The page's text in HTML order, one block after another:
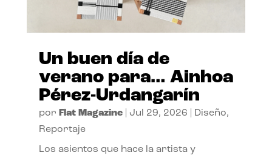
Un buen día de
verano para… Ainhoa
Pérez-Urdangarín
por Flat Magazine| Jul 29, 2026 Diseño,
Reportaje
Los asientos que hace la artista y